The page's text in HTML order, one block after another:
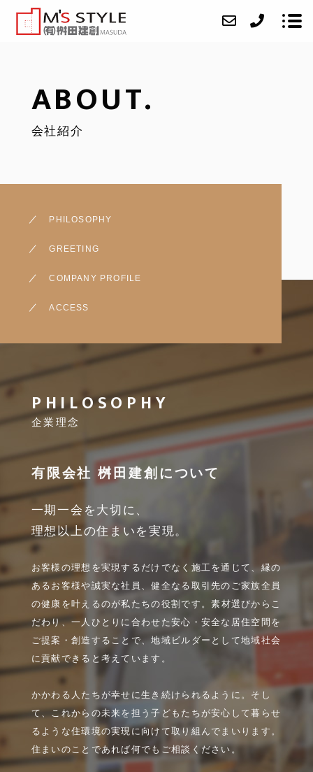
ABOUT.
会社紹介
PHILOSOPHY
GREETING
COMPANY PROFILE
ACCESS
PHILOSOPHY
企業理念
有限会社 桝田建創について
一期一会を大切に、
理想以上の住まいを実現。
お客様の理想を実現するだけでなく施工を通じて、縁の
あるお客様や誠実な社員、健全なる取引先のご家族全員
の健康を叶えるのが私たちの役割です。素材選びからこ
だわり、一人ひとりに合わせた安心・安全な居住空間を
ご提案・創造することで、地域ビルダーとして地域社会
に貢献できると考えています。
かかわる人たちが幸せに生き続けられるように。そし
て、これからの未来を担う子どもたちが安心して暮らせ
るような住環境の実現に向けて取り組んでまいります。
住まいのことであれば何でもご相談ください。